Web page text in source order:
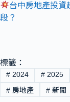
台中房地產投資
段？
標籤：
#2024 #2025
#房地產 #新聞